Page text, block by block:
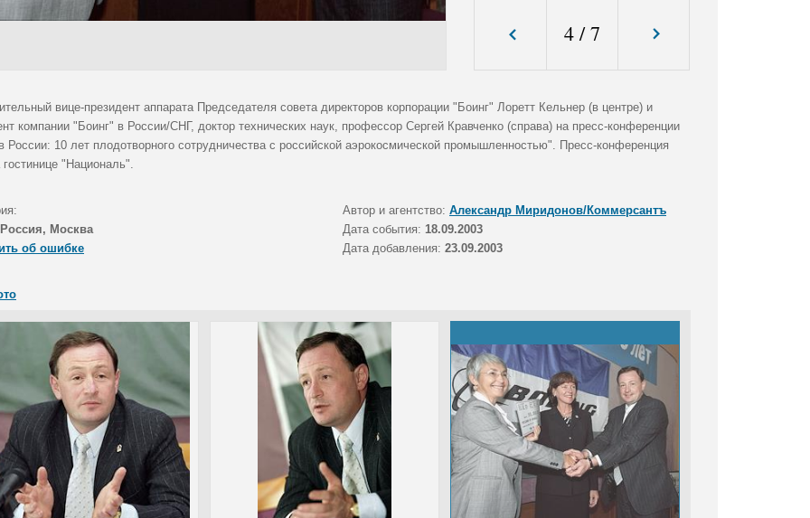
4/7
вице-президент аппарата Председателя совета директоров корпорации "Боинг" Лоретт Кельнер (в центре) и
компании "Боинг" в России/СНГ, доктор технических наук, профессор Сергей Кравченко (справа) на пресс-конференции
России: 10 лет плодотворного сотрудничества с российской аэрокосмической промышленностью". Пресс-конференция
"Националь".
Автор и агентство: Александр Миридонов/Коммерсантъ
Россия, Москва Дата события: 18.09.2003
об ошибке
Дата добавления: 23.09.2003